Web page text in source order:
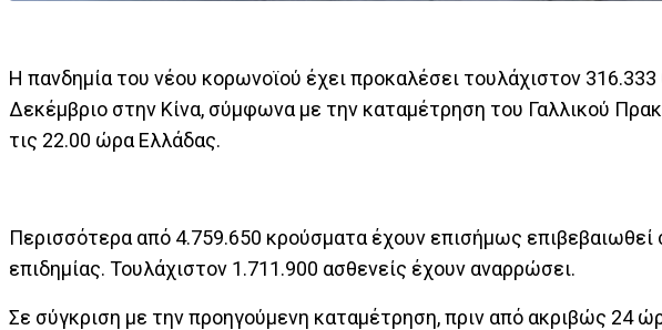
Η πανδημία του νέου κορωνοϊού έχει προκαλέσει τουλάχιστον
Δεκέμβριο στην Κίνα, σύμφωνα με την καταμέτρηση του Γαλλικού
τις 22.00 ώρα Ελλάδας.
Περισσότερα από 4.759.650 κρούσματα έχουν επισήμως
επιδημίας. Τουλάχιστον 1.711.900 ασθενείς έχουν αναρρώσει.
Σε σύγκριση με την προηγούμενη καταμέτρηση, πριν από ακριβώς 24